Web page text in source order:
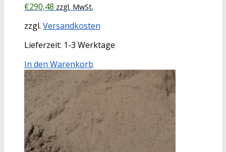
€290,48 zzgl. MwSt.
zzgl. Versandkosten
Lieferzeit: 1-3 Werktage
In den Warenkorb